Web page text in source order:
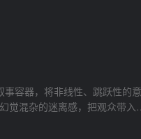
事容器，将非线性、跳跃性的意
觉混杂的迷离感，把观众带入